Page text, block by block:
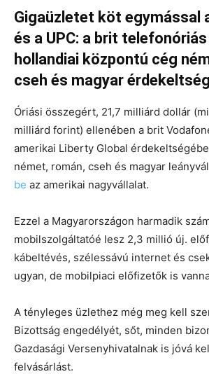
Gigaüzletet köt egymással
és a UPC: a brit
hollandiai központú cég
cseh és magyar
Óriási összegért, 21,7 milliárd dollár
milliárd forint) ellenében a brit
amerikai Liberty Global
német, román, cseh és magyar
be az amerikai nagyvállalat.
Ezzel a Magyarországon harmadik
mobilszolgáltatóé lesz 2,3 millió új.
kábeltévés, szélessávú internet és
ugyan, de mobilpiaci előfizetők is
A tényleges üzlethez még meg kell
Bizottság engedélyét, sőt, minden
Gazdasági Versenyhivatalnak is jóvá
felvásárlást.